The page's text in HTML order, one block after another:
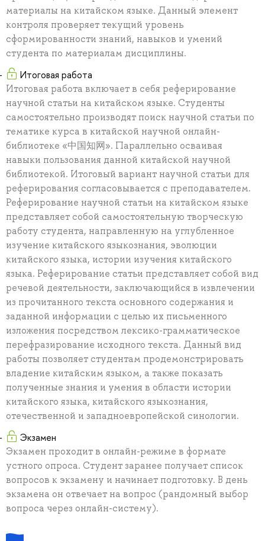
материалы на китайском языке. Данный элемент
контроля проверяет текущий уровень
сформированности знаний, навыков и умений
студента по материалам дисциплины.
Итоговая работа
Итоговая работа включает в себя реферирование
научной статьи на китайском языке. Студенты
самостоятельно производят поиск научной статьи по
тематике курса в китайской научной онлайн-
библиотеке «中国知网». Параллельно осваивая
навыки пользования данной китайской научной
библиотекой. Итоговый вариант научной статьи для
реферирования согласовывается с преподавателем.
Реферирование научной статьи на китайском языке
представляет собой самостоятельную творческую
работу студента, направленную на углубленное
изучение китайского языкознания, эволюции
китайского языка, истории изучения китайского
языка. Реферирование статьи представляет собой вид
речевой деятельности, заключающийся в извлечении
из прочитанного текста основного содержания и
заданной информации с целью их письменного
изложения посредством лексико-грамматическое
перефразирование исходного текста. Данный вид
работы позволяет студентам продемонстрировать
владение китайским языком, а также показать
полученные знания и умения в области истории
китайского языка, китайского языкознания,
отечественной и западноевропейской синологии.
Экзамен
Экзамен проходит в онлайн-режиме в формате
устного опроса. Студент заранее получает список
вопросов к экзамену и начинает подготовку. В день
экзамена он отвечает на вопрос (рандомный выбор
вопроса через онлайн-систему).